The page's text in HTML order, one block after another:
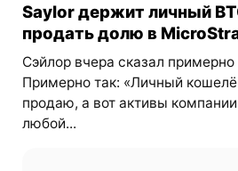
Saylor держит личный
продать долю в
Сэйлор вчера сказал
Примерно так: «Личный
продаю, а вот активы
любой...